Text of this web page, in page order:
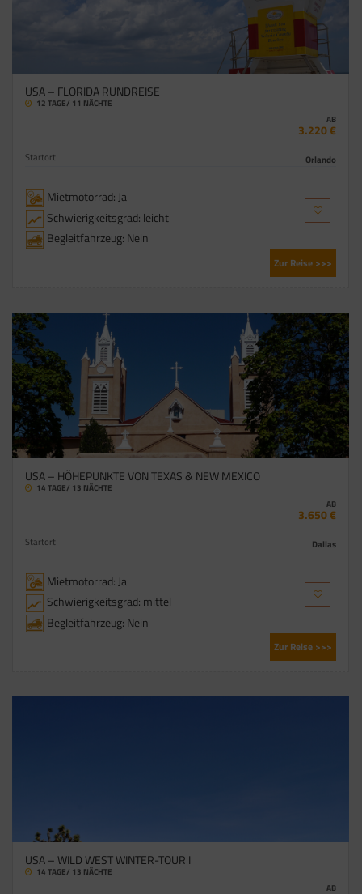
USA – FLORIDA RUNDREISE
12 TAGE/ 11 NÄCHTE
AB
3.220 €
Startort Orlando
Mietmotorrad: Ja
Schwierigkeitsgrad: leicht
Begleitfahrzeug: Nein
Zur Reise >>>
USA – HÖHEPUNKTE VON TEXAS & NEW MEXICO
14 TAGE/ 13 NÄCHTE
AB
3.650 €
Startort Dallas
Mietmotorrad: Ja
Schwierigkeitsgrad: mittel
Begleitfahrzeug: Nein
Zur Reise >>>
USA – WILD WEST WINTER-TOUR I
14 TAGE/ 13 NÄCHTE
AB